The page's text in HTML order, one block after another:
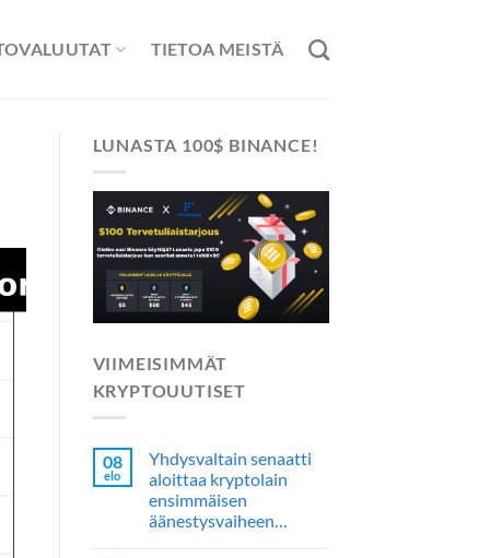
TIETOA MEISTÄ
LUNASTA 100$ BINANCE!
VIIMEISIMMÄT
KRYPTOUUTISET
08
elo
Yhdysvaltain senaatti
aloittaa kryptolain
ensimmäisen
äänestysvaiheen…